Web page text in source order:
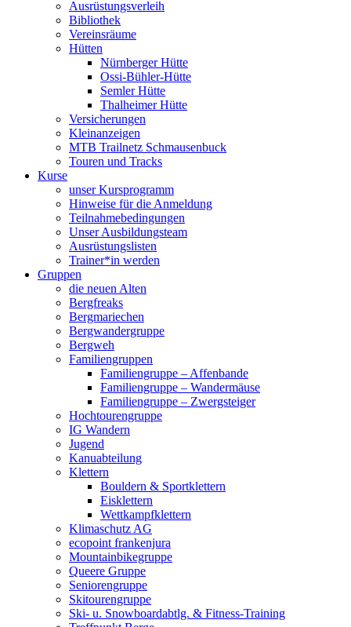
Ausrüstungsverleih
Bibliothek
Vereinsräume
Hütten
Nürnberger Hütte
Ossi-Bühler-Hütte
Semler Hütte
Thalheimer Hütte
Versicherungen
Kleinanzeigen
MTB Trailnetz Schmausenbuck
Touren und Tracks
Kurse
unser Kursprogramm
Hinweise für die Anmeldung
Teilnahmebedingungen
Unser Ausbildungsteam
Ausrüstungslisten
Trainer*in werden
Gruppen
die neuen Alten
Bergfreaks
Bergmariechen
Bergwandergruppe
Bergweh
Familiengruppen
Familiengruppe – Affenbande
Familiengruppe – Wandermäuse
Familiengruppe – Zwergsteiger
Hochtourengruppe
IG Wandern
Jugend
Kanuabteilung
Klettern
Bouldern & Sportklettern
Eisklettern
Wettkampfklettern
Klimaschutz AG
ecopoint frankenjura
Mountainbikegruppe
Queere Gruppe
Seniorengruppe
Skitourengruppe
Ski- u. Snowboardabtlg. & Fitness-Training